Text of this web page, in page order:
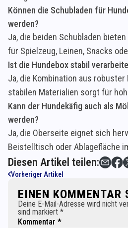
Können die Schubladen für
werden?
Ja, die beiden Schubladen
für Spielzeug, Leinen, Snacks
Ist die Hundebox stabil
Ja, die Kombination aus
stabilen Materialien sorgt für
Kann der Hundekäfig auch als
werden?
Ja, die Oberseite eignet sich
Beistelltisch oder Ablagefläche
Diesen Artikel teilen:
Vorheriger Artikel
EINEN KOMMENTAR
Deine E-Mail-Adresse wird nicht
sind markiert *
Kommentar *